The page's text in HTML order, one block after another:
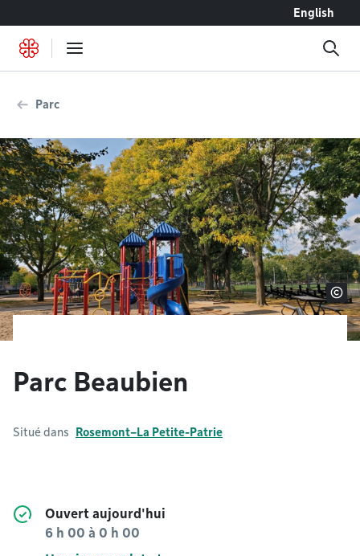
English
Parc
Parc Beaubien
Situé dans Rosemont–La Petite-Patrie
Ouvert aujourd'hui
6 h 00 à 0 h 00